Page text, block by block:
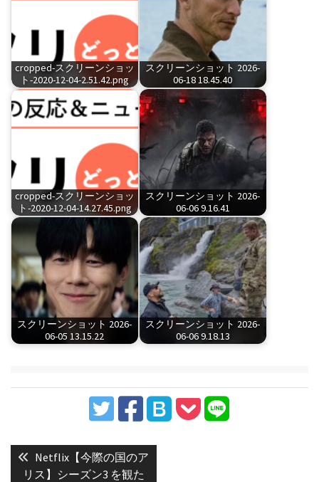
cropped-スクリーンショッ
ト-2020-12-04-2.51.42.png
スクリーンショット 2026-
06-18 18.45.40
cropped-スクリーンショッ
ト-2020-12-04-14.27.45.png
スクリーンショット 2026-
06-06 9.16.41
スクリーンショット 2026-
06-05 13.15.22
スクリーンショット 2026-
06-06 9.18.13
稿
Previous
post:
Netflix【今際の国のア
リス】シーズン3 を観た